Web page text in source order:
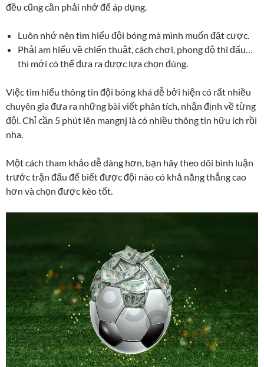
đều cũng cần phải nhớ để áp dụng.
Luôn nhớ nên tìm hiểu đội bóng mà mình muốn đặt cược.
Phải am hiểu về chiến thuật, cách chơi, phong độ thi đấu…
thì mới có thể đưa ra được lựa chọn đúng.
Việc tìm hiểu thông tin đội bóng khá dễ bởi hiện có rất nhiều
chuyên gia đưa ra những bài viết phân tích, nhận định về từng
đội. Chỉ cần 5 phút lên mangnj là có nhiều thông tin hữu ích rồi
nha.
Một cách tham khảo dễ dàng hơn, bạn hãy theo dõi bình luận
trước trận đấu để biết được đội nào có khả năng thắng cao
hơn và chọn được kèo tốt.